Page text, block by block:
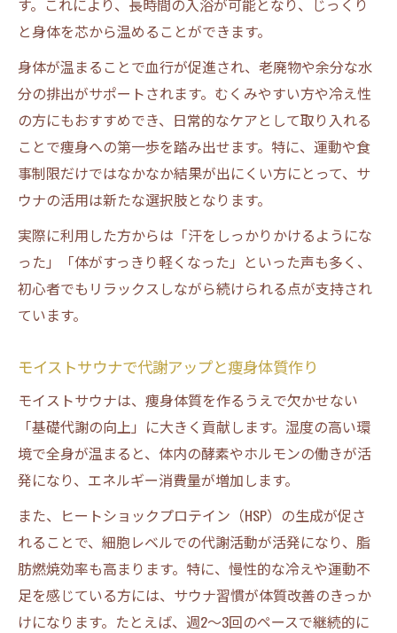
サウナとお風呂、ダイエット面での違いを解説
サウナは痩身にどう役立つか徹底比較
お風呂よりも痩身効果が期待できる理由
痩身を望む方におすすめのサウナ利用法
サウナとお風呂を使い分けた痩身術
理想のボディへ導くモイストサウナ活用法
痩身効果を最大化するサウナ活用の流れ
理想のボディを叶えるモイストサウナの実
践法
痩身目的の方必見のサウナ活用事例
ミストサウナによるダイエット効果の真実
痩身目線で見たミストサウナの実力とは
ミストサウナが痩身に与える科学的根拠
ミストサウナ利用者に多い痩身実感の声
サウナで2キロ痩せる体験談のポイント
忙しい方も続けやすい痩身ルーティン提案
痩身を叶える時短モイストサウナルーティ
す。これにより、長時間の入浴が可能となり、じっくり
と身体を芯から温めることができます。
身体が温まることで血行が促進され、老廃物や余分な水
分の排出がサポートされます。むくみやすい方や冷え性
の方にもおすすめでき、日常的なケアとして取り入れる
ことで痩身への第一歩を踏み出せます。特に、運動や食
事制限だけではなかなか結果が出にくい方にとって、サ
ウナの活用は新たな選択肢となります。
実際に利用した方からは「汗をしっかりかけるようにな
った」「体がすっきり軽くなった」といった声も多く、
初心者でもリラックスしながら続けられる点が支持され
ています。
モイストサウナで代謝アップと痩身体質作り
モイストサウナは、痩身体質を作るうえで欠かせない
「基礎代謝の向上」に大きく貢献します。湿度の高い環
境で全身が温まると、体内の酵素やホルモンの働きが活
発になり、エネルギー消費量が増加します。
また、ヒートショックプロテイン（HSP）の生成が促さ
れることで、細胞レベルでの代謝活動が活発になり、脂
肪燃焼効率も高まります。特に、慢性的な冷えや運動不
足を感じている方には、サウナ習慣が体質改善のきっか
けになります。たとえば、週2〜3回のペースで継続的に